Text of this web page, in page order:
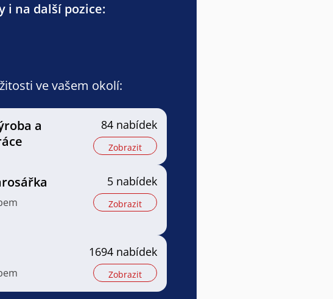
i na další pozice:
ve vašem okolí:
a
84 nabídek
Zobrazit
5 nabídek
Zobrazit
1694 nabídek
Zobrazit